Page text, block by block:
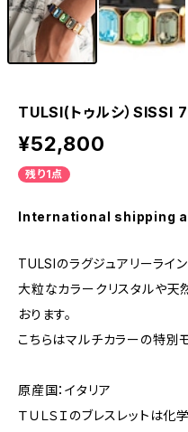
TULSI(トゥルシ）
¥52,800
残り1点
International shipping
TULSIのラグジュアリーライン
大粒なカラークリスタルや天
おります。
こちらはマルチカラーの特別
原産国：イタリア
ＴＵＬＳＩのブレスレットは